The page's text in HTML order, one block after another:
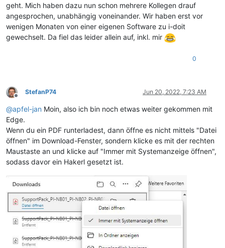
geht. Mich haben dazu nun schon mehrere Kollegen drauf
angesprochen, unabhängig voneinander. Wir haben erst vor
wenigen Monaten von einer eigenen Software zu i-doit
gewechselt. Da fiel das leider allein auf, inkl. mir
0
Offline
StefanP74 Jun 20, 2022, 7:23 AM
@apfel-jan Moin, also ich bin noch etwas weiter gekommen mit
Edge.
Wenn du ein PDF runterladest, dann öffne es nicht mittels "Datei
öffnen" im Download-Fenster, sondern klicke es mit der rechten
Maustaste an und klicke auf "Immer mit Systemanzeige öffnen",
sodass davor ein Hakerl gesetzt ist.